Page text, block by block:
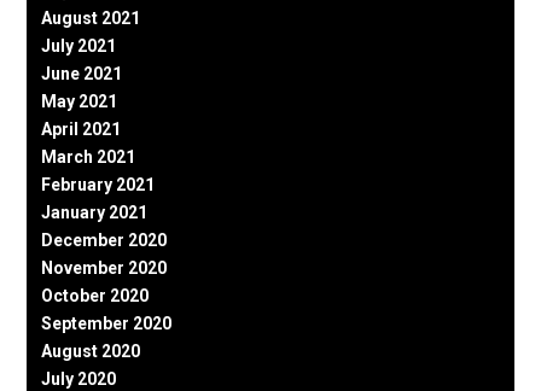
August 2021
July 2021
June 2021
May 2021
April 2021
March 2021
February 2021
January 2021
December 2020
November 2020
October 2020
September 2020
August 2020
July 2020